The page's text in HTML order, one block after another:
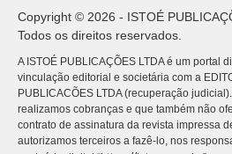
Copyright © 2026 - ISTOÉ
Todos os direitos reservados.
A ISTOÉ PUBLICAÇÕES LTDA é um portal
vinculação editorial e societária com a
PUBLICACÕES LTDA (recuperação
realizamos cobranças e que também não
contrato de assinatura da revista impressa
autorizamos terceiros a fazê-lo, nos